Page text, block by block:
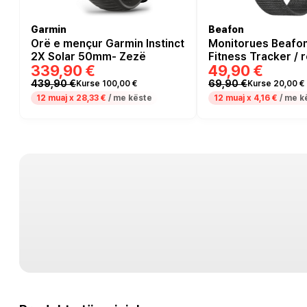
Garmin
Orë e mençur Garmin Instinct
2X Solar 50mm- Zezë
339,90 €
439,90 €Kurse 100,00 €
12 muaj x 28,33 € / me këste
Beafon
Monitorues
Fitness Tracker /
ndaj ujit IP68 /
49,90 €
69,90 €Kurse 20,00 €
12 muaj x 4,16 € / me